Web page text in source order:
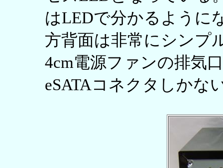
はLEDで分かるように
方背面は非常にシンプ
4cm電源ファンの排気
eSATAコネクタしかな